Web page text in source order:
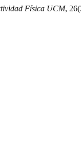
Física UCM,